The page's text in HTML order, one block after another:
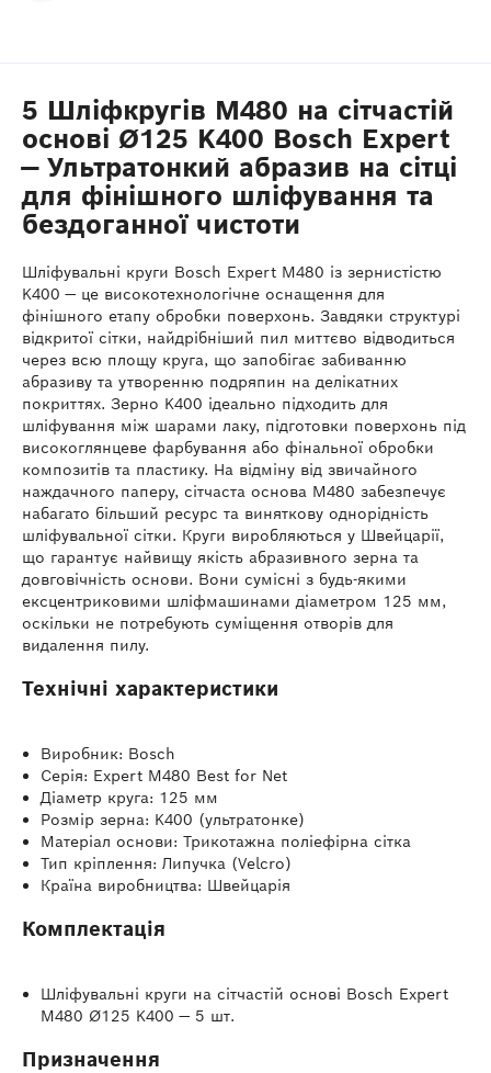
5 Шліфкругів M480 на сітчастій
основі Ø125 K400 Bosch Expert
— Ультратонкий абразив на сітці
для фінішного шліфування та
бездоганної чистоти
Шліфувальні круги Bosch Expert M480 із зернистістю
K400 — це високотехнологічне оснащення для
фінішного етапу обробки поверхонь. Завдяки структурі
відкритої сітки, найдрібніший пил миттєво відводиться
через всю площу круга, що запобігає забиванню
абразиву та утворенню подряпин на делікатних
покриттях. Зерно K400 ідеально підходить для
шліфування між шарами лаку, підготовки поверхонь під
високоглянцеве фарбування або фінальної обробки
композитів та пластику. На відміну від звичайного
наждачного паперу, сітчаста основа M480 забезпечує
набагато більший ресурс та виняткову однорідність
шліфувальної сітки. Круги виробляються у Швейцарії,
що гарантує найвищу якість абразивного зерна та
довговічність основи. Вони сумісні з будь-якими
ексцентриковими шліфмашинами діаметром 125 мм,
оскільки не потребують суміщення отворів для
видалення пилу.
Технічні характеристики
Виробник: Bosch
Серія: Expert M480 Best for Net
Діаметр круга: 125 мм
Розмір зерна: K400 (ультратонке)
Матеріал основи: Трикотажна поліефірна сітка
Тип кріплення: Липучка (Velcro)
Країна виробництва: Швейцарія
Комплектація
Шліфувальні круги на сітчастій основі Bosch Expert
M480 Ø125 K400 — 5 шт.
Призначення